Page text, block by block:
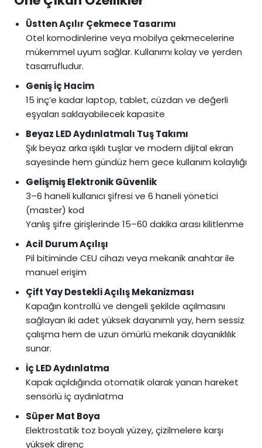
Üstten Açılır Çekmece Tasarımı
Otel komodinlerine veya mobilya çekmecelerine
mükemmel uyum sağlar. Kullanımı kolay ve yerden
tasarrufludur.
Geniş İç Hacim
15 inç’e kadar laptop, tablet, cüzdan ve değerli
eşyaları saklayabilecek kapasite
Beyaz LED Aydınlatmalı Tuş Takımı
Şık beyaz arka ışıklı tuşlar ve modern dijital ekran
sayesinde hem gündüz hem gece kullanım kolaylığı
Gelişmiş Elektronik Güvenlik
3–6 haneli kullanıcı şifresi ve 6 haneli yönetici
(master) kod
Yanlış şifre girişlerinde 15–60 dakika arası kilitlenme
Acil Durum Açılışı
Pil bitiminde CEU cihazı veya mekanik anahtar ile
manuel erişim
Çift Yay Destekli Açılış Mekanizması
Kapağın kontrollü ve dengeli şekilde açılmasını
sağlayan iki adet yüksek dayanımlı yay, hem sessiz
çalışma hem de uzun ömürlü mekanik dayanıklılık
sunar.
İç LED Aydınlatma
Kapak açıldığında otomatik olarak yanan hareket
sensörlü iç aydınlatma
Süper Mat Boya
Elektrostatik toz boyalı yüzey, çizilmelere karşı
yüksek direnç